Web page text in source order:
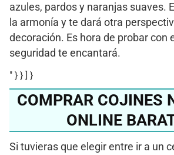
azules, pardos y naranjas suaves.
la armonía y te dará otra
decoración. Es hora de probar con
seguridad te encantará.
" } } ] }
COMPRAR COJINES
ONLINE
Si tuvieras que elegir entre ir a un